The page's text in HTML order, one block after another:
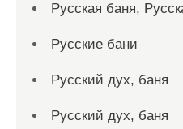
Русская баня,
Русские бани
Русский дух, баня
Русский дух, баня